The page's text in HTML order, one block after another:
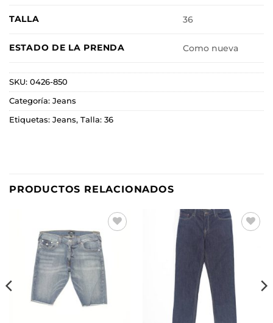
TALLA 36
ESTADO DE LA PRENDA Como nueva
SKU: 0426-850
Categoría: Jeans
Etiquetas: Jeans, Talla: 36
PRODUCTOS RELACIONADOS
Añadir
lista de
deseos
Añadir
lista de